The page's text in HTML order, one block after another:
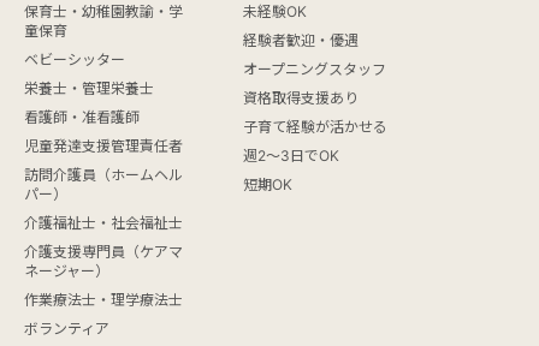
保育士・幼稚園教諭・学
童保育
ベビーシッター
栄養士・管理栄養士
看護師・准看護師
児童発達支援管理責任者
訪問介護員（ホームヘル
パー）
介護福祉士・社会福祉士
介護支援専門員（ケアマ
ネージャー）
作業療法士・理学療法士
ボランティア
未経験OK
経験者歓迎・優遇
オープニングスタッフ
資格取得支援あり
子育て経験が活かせる
週2～3日でOK
短期OK